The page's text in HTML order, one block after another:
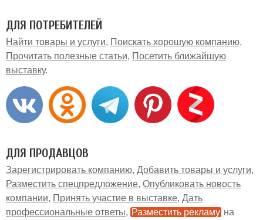
ДЛЯ ПОТРЕБИТЕЛЕЙ
Найти товары и услуги
Поискать хорошую компанию
Прочитать полезные статьи
Посетить ближайшую
выставку
ДЛЯ ПРОДАВЦОВ
Зарегистрировать компанию Добавить товары и услуги
Разместить спецпредложение Опубликовать новость
компании
Принять участие в выставке Дать
профессиональные ответы
Разместить рекламу на